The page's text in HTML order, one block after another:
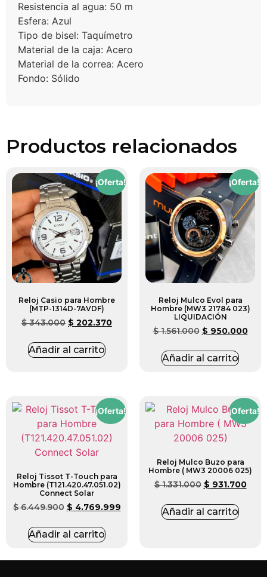
Resistencia al agua: 50 m
Esfera: Azul
Tipo de bisel: Taquímetro
Material de la caja: Acero
Material de la correa: Acero
Fondo: Sólido
Productos relacionados
¡Oferta!
Reloj Casio para Hombre
(MTP-1314D-7AVDF)
$343.000 $ 202.370
Añadir al carrito
¡Oferta!
Reloj Mulco Evol para
Hombre (MW3 21784 023)
LIQUIDACIÓN
$1.561.000 $ 950.000
Añadir al carrito
¡Oferta!
Reloj Tissot T-Touch para
Hombre (T121.420.47.051.02)
Connect Solar
$6.449.900 $ 4.769.999
Añadir al carrito
¡Oferta!
Reloj Mulco Buzo para
Hombre ( MW3 20006 025)
$1.331.000 $ 931.700
Añadir al carrito